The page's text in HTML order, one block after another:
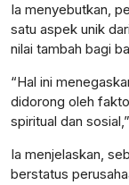
Ia menyebutkan,
satu aspek unik
nilai tambah bagi
“Hal ini
didorong oleh
spiritual dan
Ia menjelaskan,
berstatus